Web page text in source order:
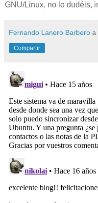
GNU/Linux, no lo dudéis,
Fernando Lanero Barbero a
Compartir